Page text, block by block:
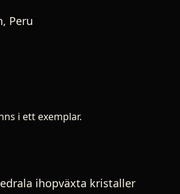
Peru
i ett exemplar.
ihopväxta kristaller